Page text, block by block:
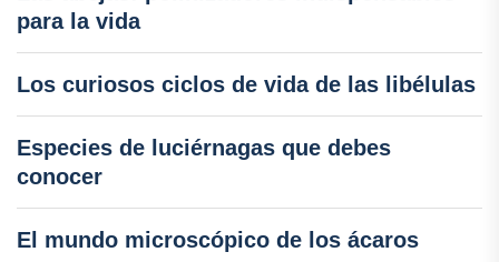
para la vida
Los curiosos ciclos de vida de las libélulas
Especies de luciérnagas que debes
conocer
El mundo microscópico de los ácaros